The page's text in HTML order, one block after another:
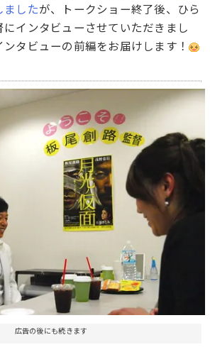
ましたが、トークショー終了後、ひら
インタビューさせていただきまし
タビューの前編をお届けします！
広告の後にも続きます